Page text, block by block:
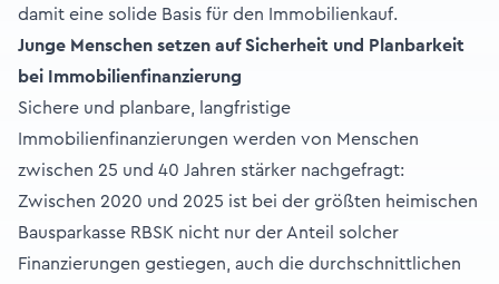
damit eine solide Basis für den Immobilienkauf.
Junge Menschen setzen auf Sicherheit und Planbarkeit
bei Immobilienfinanzierung
Sichere und planbare, langfristige
Immobilienfinanzierungen werden von Menschen
zwischen 25 und 40 Jahren stärker nachgefragt:
Zwischen 2020 und 2025 ist bei der größten heimischen
Bausparkasse RBSK nicht nur der Anteil solcher
Finanzierungen gestiegen, auch die durchschnittlichen